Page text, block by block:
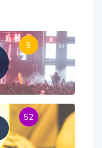
5
52